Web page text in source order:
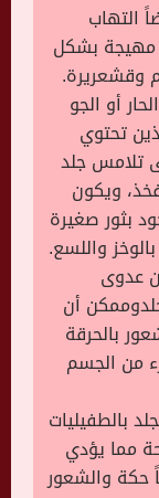
التهاب
مهيجة بشكل
وقشعريرة.
أو الجو
تحتوي
تلامس جلد
ويكون
بثور صغيرة
واللسع.
عدوى
أن
بالحرقة
من الجسم
بالطفيليات
مما يؤدي
حكة والشعور